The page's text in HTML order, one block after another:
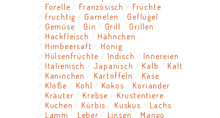
Forelle
Französisch
Früchte
fruchtig
Garnelen
Geflügel
Gemüse
Gin Grill
Grillen
Hackfleisch
Hähnchen
Himbeersaft
Honig
Hülsenfrüchte
Indisch
Innereien
Italienisch
Japanisch Kalb
Kalt
Kaninchen
Kartoffeln
Käse
Klöße
Kohl Kokos
Koriander
Kräuter
Krebse
Krustentiere
Kuchen
Kürbis Kuskus
Lachs
Lamm
Leber Linsen
Mango